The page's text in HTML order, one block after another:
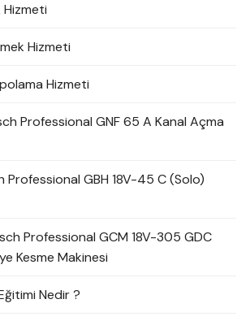
Hizmeti
Hizmeti
Hizmeti
Professional GNF 65 A Kanal Açma
Professional GBH 18V-45 C (Solo)
Professional GCM 18V-305 GDC
Kesme Makinesi
Nedir ?